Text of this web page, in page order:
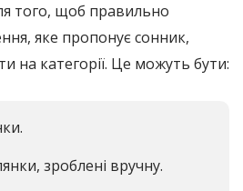
того, щоб правильно
яке пропонує сонник,
на категорії. Це можуть бути:
зроблені вручну.